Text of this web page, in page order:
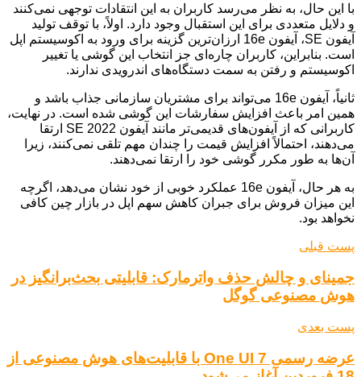
با این حال، به نظر می‌رسد کاربران به این انتقادات توجهی نمی‌کنند
و دلایل متعددی برای این استقبال وجود دارد. اولاً، با توقف تولید
آیفون SE، آیفون 16e ارزان‌ترین گزینه برای ورود به اکوسیستم اپل
است. بنابراین، کاربران چاره‌ای جز انتخاب این گوشی یا تغییر
اکوسیستم و رفتن به سمت دستگاه‌های اندرویدی ندارند.
ثانیاً، آیفون 16e می‌تواند برای مشتریان سازمانی جذاب باشد و
همین امر باعث افزایش سفارشات این گوشی شده است. در نهایت،
کاربرانی که از آیفون‌های قدیمی‌تر مانند آیفون SE 2022 ارتقا
می‌دهند، احتمالاً افزایش قیمت را چندان مهم تلقی نمی‌کنند، زیرا
آن‌ها به طور مکرر گوشی خود را ارتقا نمی‌دهند.
به هر حال، آیفون 16e عملکرد خوبی از خود نشان می‌دهد، اگرچه
این میزان فروش برای جبران کاهش سهم اپل در بازار چین کافی
نخواهد بود.
پست قبلی
جمینای و چالش حذف واترمارک: قابلیتی بحث‌برانگیز در
هوش مصنوعی گوگل
پست بعدی
عرضه رسمی One UI 7 با قابلیت‌های هوش مصنوعی از